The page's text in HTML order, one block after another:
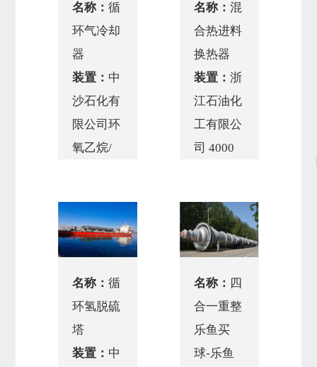
70"-708/470-
12677-
26/1-
412(according
to ASME)
材质：
SA516Gr70/SA179
4000x84x32000(T.L)
材质：
16MnDR
重量： 单
重314吨
共10台
名称：循
环气冷却
器
装置： 中
沙石化有
限公司环
氧乙烷/
规格：
Φ3300×30×40927
Q345R/Q345R+S30403/S31603
重量：
249.5吨
名称： 混
合热进料
换热器
装置： 浙
江石油化
工有限公
司 4000
化项目二
期工程
吨/年蜡
油加氢处
理装置
规格：
名称：循
环氢脱硫
塔
装置： 中
名称： 四
合一重整
乐鱼买
球-乐鱼